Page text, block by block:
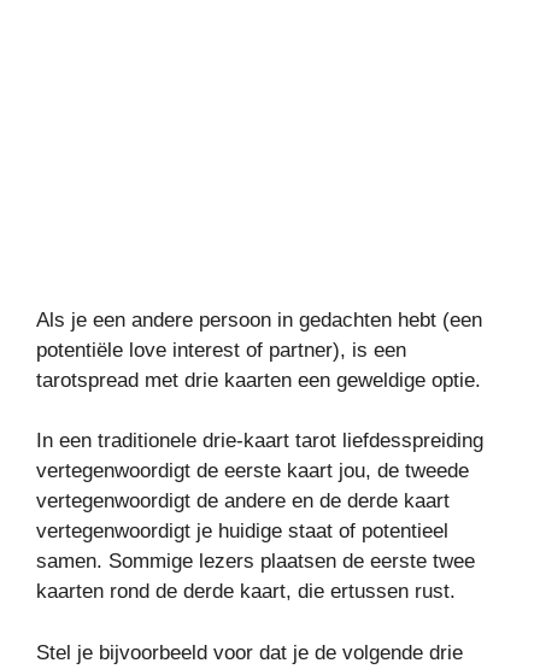
Als je een andere persoon in gedachten hebt (een
potentiële love interest of partner), is een
tarotspread met drie kaarten een geweldige optie.
In een traditionele drie-kaart tarot liefdesspreiding
vertegenwoordigt de eerste kaart jou, de tweede
vertegenwoordigt de andere en de derde kaart
vertegenwoordigt je huidige staat of potentieel
samen. Sommige lezers plaatsen de eerste twee
kaarten rond de derde kaart, die ertussen rust.
Stel je bijvoorbeeld voor dat je de volgende drie